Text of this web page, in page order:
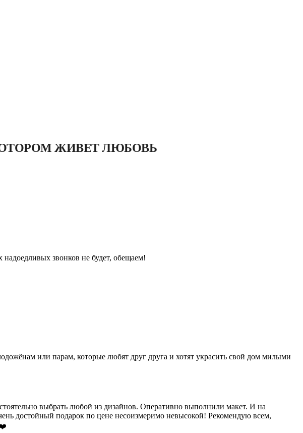
ЖИВЕТ ЛЮБОВЬ
надоедливых звонков не будет, обещаем!
или парам, которые любят друг друга и хотят украсить свой дом милыми
выбрать любой из дизайнов. Оперативно выполнили макет. И на
достойный подарок по цене несоизмеримо невысокой! Рекомендую всем,
❤️